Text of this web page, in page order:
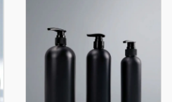
أو القهوة أو الزبادي